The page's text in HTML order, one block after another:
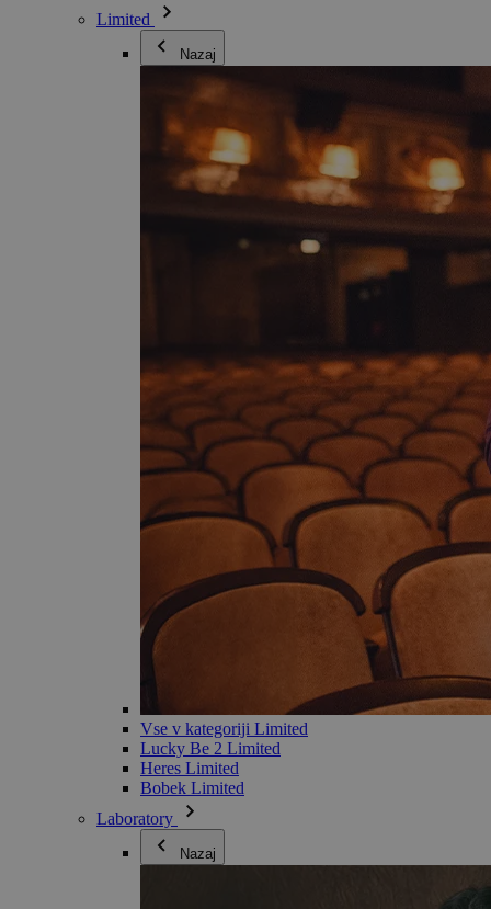
Limited
Nazaj
Vse v kategoriji Limited
Lucky Be 2 Limited
Heres Limited
Bobek Limited
Laboratory
Nazaj